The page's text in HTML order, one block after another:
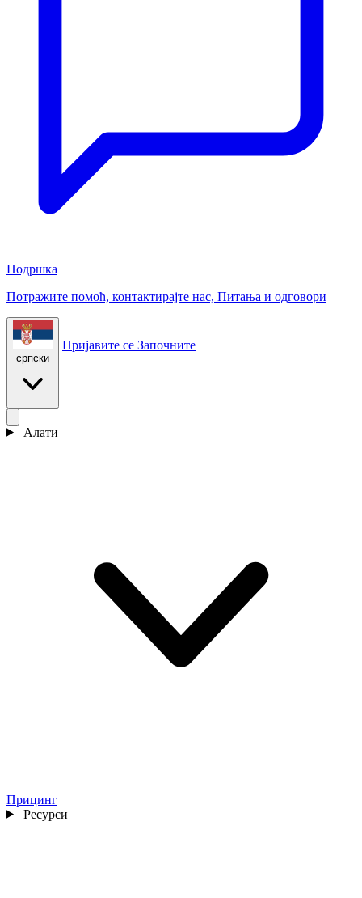
Подршка
Потражите помоћ, контактирајте нас, Питања и одговори
српски
Пријавите се Започните
Алати
Прицинг
Ресурси